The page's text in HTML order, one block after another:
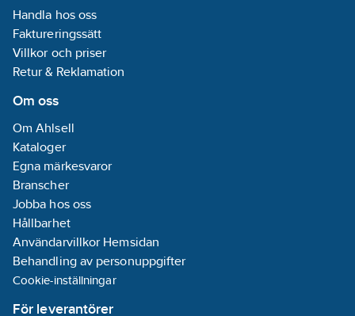
Handla hos oss
Faktureringssätt
Villkor och priser
Retur & Reklamation
Om oss
Om Ahlsell
Kataloger
Egna märkesvaror
Branscher
Jobba hos oss
Hållbarhet
Användarvillkor Hemsidan
Behandling av personuppgifter
Cookie-inställningar
För leverantörer